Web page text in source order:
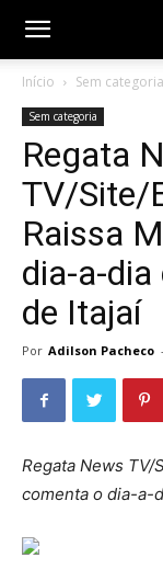
Início Sem categoria
Sem categoria
Regata
TV/Site/
Raissa
dia-a-
de Itajaí
Por Adilson Pacheco -
Regata News TV/
comenta o dia-a-